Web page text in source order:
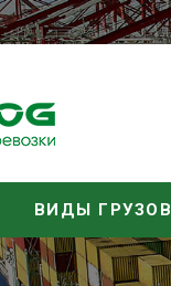
ВИДЫ ГРУЗОВ